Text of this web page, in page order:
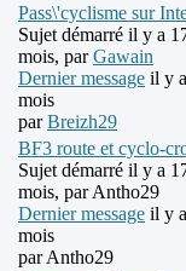
Pass\'cyclisme sur
Sujet démarré il y a
mois, parGawain
Dernier message il y
mois
parBreizh29
BF3 route et cyclo-
Sujet démarré il y a
mois, parAntho29
Dernier message il y
mois
parAntho29